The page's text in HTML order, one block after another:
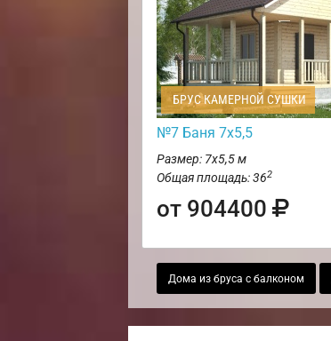
БРУС КАМЕРНОЙ СУШКИ
№7 Баня 7х5,5
Размер: 7х5,5 м
Общая площадь: 362
от 904400
Дома из бруса с балконом